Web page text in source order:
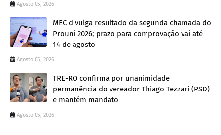
Agosto 05, 2026
MEC divulga resultado da segunda chamada do
Prouni 2026; prazo para comprovação vai até
14 de agosto
Agosto 05, 2026
TRE-RO confirma por unanimidade
permanência do vereador Thiago Tezzari (PSD)
e mantém mandato
Agosto 05, 2026